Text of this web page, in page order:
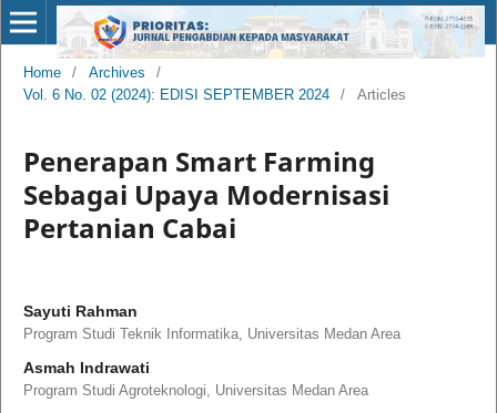
Home / Archives
/
Vol. 6 No. 02 (2024): EDISI SEPTEMBER 2024
/ Articles
Penerapan Smart Farming
Sebagai Upaya Modernisasi
Pertanian Cabai
Sayuti Rahman
Program Studi Teknik Informatika, Universitas Medan Area
Asmah Indrawati
Program Studi Agroteknologi, Universitas Medan Area